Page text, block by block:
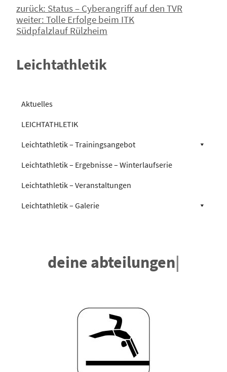
Beitragsnavigation
zurück: Status – Cyberangriff auf den TVR
weiter: Tolle Erfolge beim ITK
Südpfalzlauf Rülzheim
Leichtathletik
Aktuelles
LEICHTATHLETIK
Leichtathletik – Trainingsangebot
Leichtathletik – Ergebnisse – Winterlaufserie
Leichtathletik – Veranstaltungen
Leichtathletik – Galerie
deine abteilungen|